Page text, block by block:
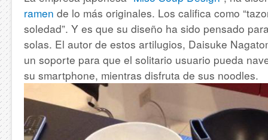
ramen de lo más originales. Los califica como
soledad”. Y es que su diseño ha sido pensado
solas. El autor de estos artilugios, Daisuke
un soporte para que el solitario usuario pueda
su smartphone, mientras disfruta de sus noodles.